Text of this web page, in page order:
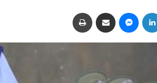
لينكدإن ماسنجر مشاركة عبر البريد